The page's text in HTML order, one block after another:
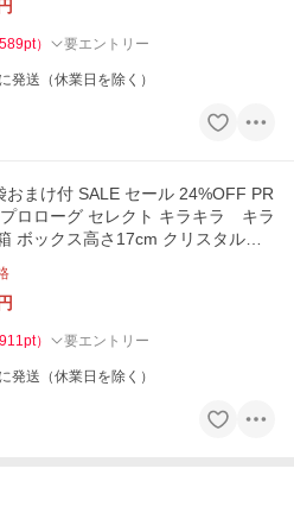
円
pt） 要エントリー
発送（休業日を除く）
け付 SALE セール 24%OFF PR
ロローグ セレクト キラキラ キラ
ボックス高さ17cm クリスタルお
円
pt） 要エントリー
発送（休業日を除く）